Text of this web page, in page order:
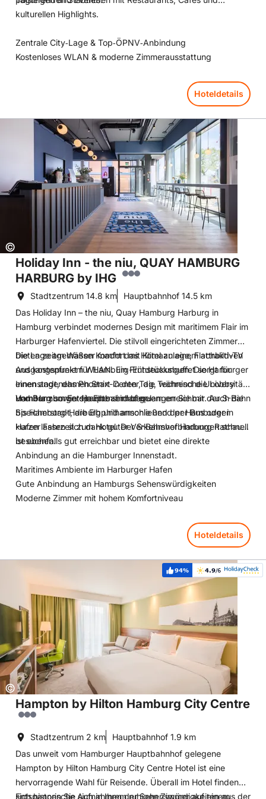
kulturellen Highlights.
Zentrale City‑Lage & Top‑ÖPNV‑Anbindung
Kostenloses WLAN & moderne Zimmerausstattung
Hoteldetails
Copyright:
©
Holiday Inn - the niu, QUAY HAMBURG
HARBURG by IHG
Stadtzentrum 14.8 km Hauptbahnhof 14.5 km
Das Holiday Inn – the niu, Quay Hamburg Harburg in
Hamburg verbindet modernes Design mit maritimem Flair im
Harburger Hafenviertel. Die stilvoll eingerichteten Zimmer
bieten zeitgemäßen Komfort mit Klimaanlage, Flachbild-TV
und kostenfreiem WLAN. Ein Frühstücksbuffet sorgt für
einen angenehmen Start in den Tag, während die Lobby
und Bar zum Entspannen einladen.
Die Lage am Wasser macht das Hotel zu einem attraktiven
Ausgangspunkt für Hamburg-Entdeckungen. Die Harburger
Innenstadt, das Phoenix-Center, die Technische Universität
Hamburg sowie die Elbe sind bequem erreichbar. Auch die
Speicherstadt, die Elbphilharmonie und der Hamburger
Hafen lassen sich dank guter Verkehrsverbindungen schnell
besuchen.
Vom Hamburger Hauptbahnhof gelangen Sie mit der S-Bahn
bis Hamburg-Harburg und anschließend per Bus oder in
kurzer Fahrzeit zum Hotel. Der S-Bahnhof Harburg Rathaus
ist ebenfalls gut erreichbar und bietet eine direkte
Anbindung an die Hamburger Innenstadt.
Maritimes Ambiente im Harburger Hafen
Gute Anbindung an Hamburgs Sehenswürdigkeiten
Moderne Zimmer mit hohem Komfortniveau
Hoteldetails
Hoteldetails: Holiday Inn - the niu, QUAY HAMBURG HARBURG
Copyright:
©
Weiterempfehlung:
94% Bewertung:
4.9/6
Hampton by Hilton Hamburg City Centre
Stadtzentrum 2 km Hauptbahnhof 1.9 km
Das unweit vom Hamburger Hauptbahnhof gelegene
Hampton by Hilton Hamburg City Centre Hotel ist eine
hervorragende Wahl für Reisende. Überall im Hotel finden
sich historische Aufnahmen der Sehenswürdigkeiten aus der
Entspannen Sie sich in Ihrem ruhigen Zimmer auf einem
Hoteldetails: Hampton by Hilton Hamburg City Centre